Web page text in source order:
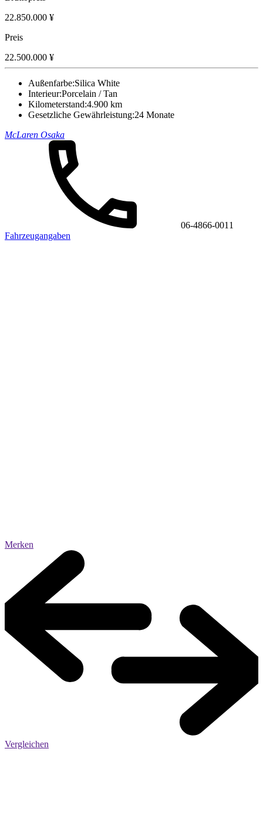
22.850.000 ¥
Preis
22.500.000 ¥
Außenfarbe:Silica White
Interieur:Porcelain / Tan
Kilometerstand:4.900 km
Gesetzliche Gewährleistung:24 Monate
McLaren Osaka
06-4866-0011
Fahrzeugangaben
Merken
Vergleichen